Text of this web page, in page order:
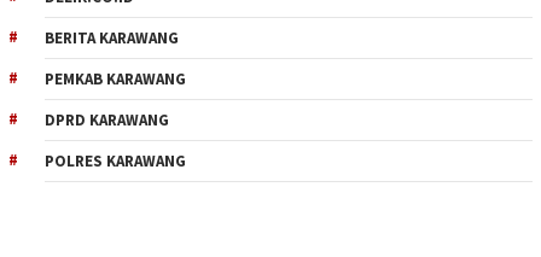
BERITA KARAWANG
PEMKAB KARAWANG
DPRD KARAWANG
POLRES KARAWANG